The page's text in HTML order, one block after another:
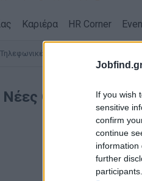
If you wish
sensitive
confirm
continue
information
further
Καριέρα HR Corner
Τηλεφωνικές Υπηρεσίες
Νέες Θέσεις